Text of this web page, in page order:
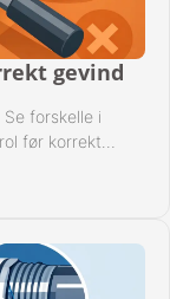
gevind
forskelle i
før korrekt